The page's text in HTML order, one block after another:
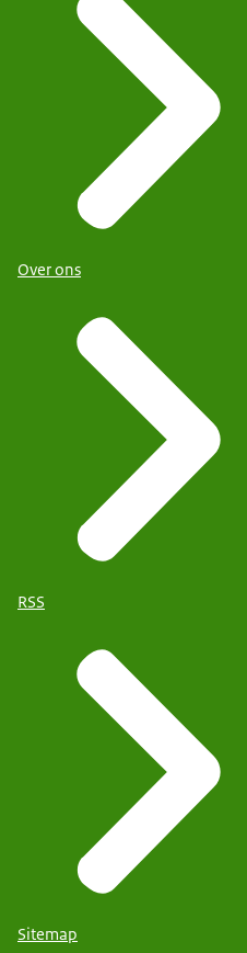
Over ons
RSS
Sitemap